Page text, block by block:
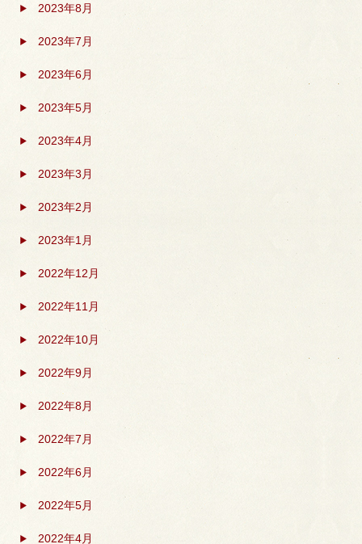
2023年8月
2023年7月
2023年6月
2023年5月
2023年4月
2023年3月
2023年2月
2023年1月
2022年12月
2022年11月
2022年10月
2022年9月
2022年8月
2022年7月
2022年6月
2022年5月
2022年4月